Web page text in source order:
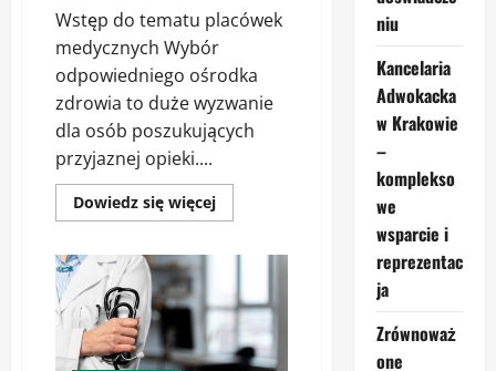
Wstęp do tematu placówek
medycznych Wybór
odpowiedniego ośrodka
zdrowia to duże wyzwanie
dla osób poszukujących
przyjaznej opieki....
Dowiedz się więcejDowiedz
się
medyczna
–
jak
rozpoznać
placówkę
niu
Kancelaria
Adwokacka
w Krakowie
–
komplekso
we
wsparcie i
reprezentac
ja
Zrównoważ
one